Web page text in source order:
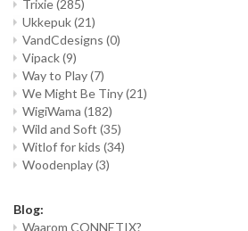
Trixie(285)
Ukkepuk(21)
VandCdesigns (0)
Vipack(9)
Way to Play(7)
We Might Be Tiny(21)
WigiWama (182)
Wild and Soft (35)
Witlof for kids (34)
Woodenplay(3)
Blog:
Waarom CONNETIX?